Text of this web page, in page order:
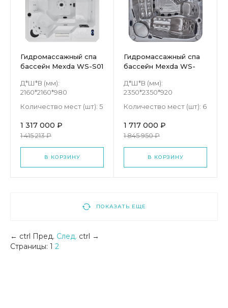
Гидромассажный спа
бассейн Mexda WS-S01
Д*Ш*В (мм):
2160*2160*980
Количество мест (шт): 5
1 317 000 ₽
1 415 213 ₽
В КОРЗИНУ
Гидромассажный спа
бассейн Mexda WS-
Д*Ш*В (мм):
2350*2350*920
Количество мест (шт): 6
1 717 000 ₽
1 845 950 ₽
В КОРЗИНУ
ПОКАЗАТЬ ЕЩЕ
← ctrl Пред. След. ctrl →
Страницы: 1 2